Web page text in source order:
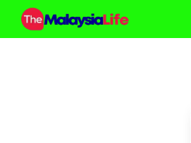
Skip